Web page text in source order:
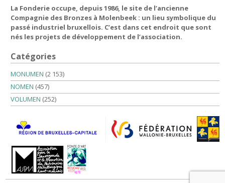
La Fonderie occupe, depuis 1986, le site de l’ancienne
Compagnie des Bronzes à Molenbeek : un lieu symbolique du
passé industriel bruxellois. C’est dans cet endroit que sont
nés les projets de développement de l’association.
Catégories
MONUMEN (2 153)
NOMEN (457)
VOLUMEN (252)